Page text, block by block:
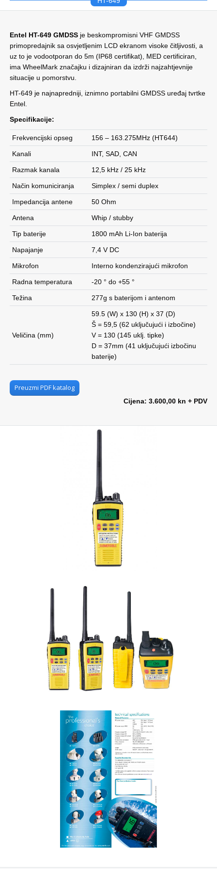
Entel HT-649 GMDSS je beskompromisni VHF GMDSS
primopredajnik sa osvjetljenim LCD ekranom visoke čitljivosti, a
uz to je vodootporan do 5m (IP68 certifikat), MED certificiran,
ima WheelMark značajku i dizajniran da izdrži najzahtjevnije
situacije u pomorstvu.
HT-649 je najnapredniji, iznimno portabilni GMDSS uređaj tvrtke
Entel.
Specifikacije:
Frekvencijski opseg 156 – 163.275MHz (HT644)
Kanali INT, SAD, CAN
Razmak kanala 12,5 kHz / 25 kHz
Način komuniciranja Simplex / semi duplex
Impedancija antene 50 Ohm
Antena Whip / stubby
Tip baterije 1800 mAh Li-Ion baterija
Napajanje 7,4 V DC
Mikrofon Interno kondenzirajući mikrofon
Radna temperatura -20 ° do +55 °
Težina 277g s baterijom i antenom
Veličina (mm)
59.5 (W) x 130 (H) x 37 (D)
Š = 59,5 (62 uključujući i izbočine)
V = 130 (145 uklj. tipke)
D = 37mm (41 uključujući izbočinu
baterije)
Preuzmi PDF katalog
Cijena: 3.600,00 kn + PDV